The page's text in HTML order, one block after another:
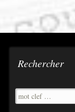
Rechercher